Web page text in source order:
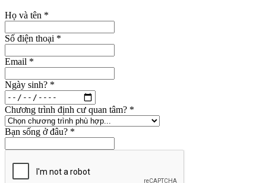
Họ và tên *
Số điện thoại *
Email *
Ngày sinh? *
Chương trình định cư quan tâm? *
Bạn sống ở đâu? *